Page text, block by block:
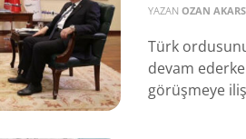
YAZAN OZAN
Türk
devam
görüşmeye